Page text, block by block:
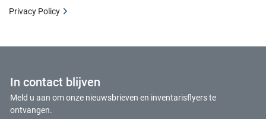
In contact blijven
Meld u aan om onze nieuwsbrieven en inventarisflyers te
ontvangen.
Privacy Policy